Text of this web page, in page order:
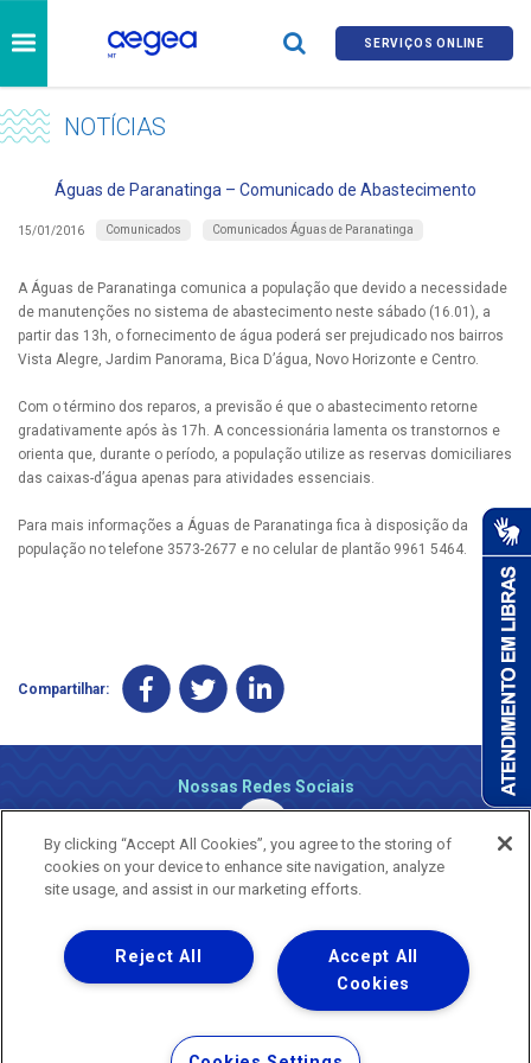
SERVIÇOS ONLINE
NOTÍCIAS
Águas de Paranatinga – Comunicado de Abastecimento
15/01/2016 Comunicados Comunicados Águas de Paranatinga
A Águas de Paranatinga comunica a população que devido a necessidade
de manutenções no sistema de abastecimento neste sábado (16.01), a
partir das 13h, o fornecimento de água poderá ser prejudicado nos bairros
Vista Alegre, Jardim Panorama, Bica D’água, Novo Horizonte e Centro.
Com o término dos reparos, a previsão é que o abastecimento retorne
gradativamente após às 17h. A concessionária lamenta os transtornos e
orienta que, durante o período, a população utilize as reservas domiciliares
das caixas-d’água apenas para atividades essenciais.
Para mais informações a Águas de Paranatinga fica à disposição da
população no telefone 3573-2677 e no celular de plantão 9961 5464.
Compartilhar:
Nossas Redes Sociais
Uma empresa
Copyright ® 2026 - Todos os Direitos Reservados.
Nossa natureza movimenta a vida
Termos Gerais de Uso de Sites e Aplicativos
By clicking “Accept All Cookies”, you agree to the storing of
cookies on your device to enhance site navigation, analyze
site usage, and assist in our marketing efforts.
Accept All
Cookies
Reject All